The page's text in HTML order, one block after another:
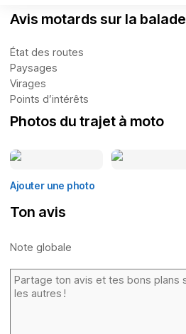
Avis motards sur la balade
État des routes
Paysages
Virages
Points d’intérêts
Photos du trajet à moto
Ajouter une photo
Ton avis
Note globale